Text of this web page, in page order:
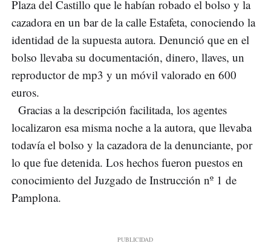
Plaza del Castillo que le habían robado el bolso y la
cazadora en un bar de la calle Estafeta, conociendo la
identidad de la supuesta autora. Denunció que en el
bolso llevaba su documentación, dinero, llaves, un
reproductor de mp3 y un móvil valorado en 600
euros.
Gracias a la descripción facilitada, los agentes
localizaron esa misma noche a la autora, que llevaba
todavía el bolso y la cazadora de la denunciante, por
lo que fue detenida. Los hechos fueron puestos en
conocimiento del Juzgado de Instrucción nº 1 de
Pamplona.